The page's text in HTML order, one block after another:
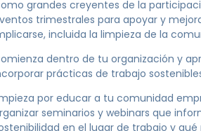
grandes creyentes de la
trimestrales para apoyar y
incluida la limpieza de la
dentro de tu organización y
prácticas de trabajo
por educar a tu comunidad
seminarios y webinars que
en el lugar de trabajo y